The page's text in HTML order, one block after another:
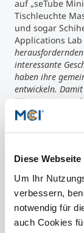
Diese
Um Ihr
verbessern,
notwendig für
auch Cookies
auf „seTube
Tischleuchte
und sogar
Applications
interessante
haben ihre
entwickeln.
Wintersaison und
leider nicht
reagieren und
Kontakt